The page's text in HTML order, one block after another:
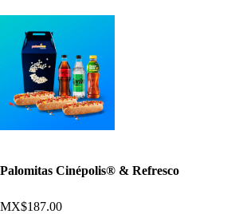
Palomitas Cinépolis® & Refresco
MX$187.00